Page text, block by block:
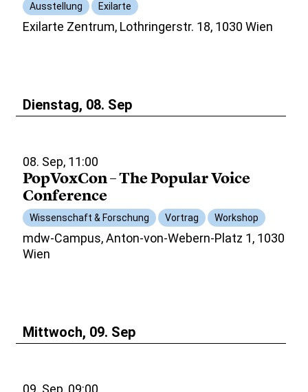
Ausstellung Exilarte
Exilarte Zentrum, Lothringerstr. 18, 1030 Wien
Dienstag, 08. Sep
08. Sep, 11:00
PopVoxCon – The Popular Voice
Conference
Wissenschaft & Forschung Vortrag Workshop
mdw-Campus, Anton-von-Webern-Platz 1, 1030
Wien
Mittwoch, 09. Sep